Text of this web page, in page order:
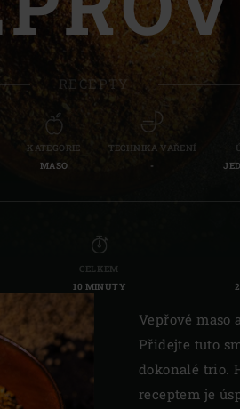
Slovenia |
Spain | España
Switzerland
RECEPTY
KATEGORIE
MASO
TECHNIKA VAŘENÍ
-
CELKEM
10 MINUTY
Vepřové maso
Přidejte tuto
dokonalé trio.
receptem je